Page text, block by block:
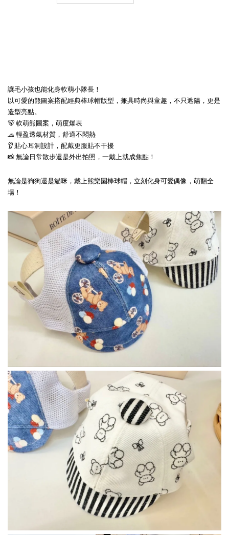
讓毛小孩也能化身軟萌小隊長！
以可愛的熊圖案搭配經典棒球帽版型，兼具時尚與童趣，不只遮陽，更是
造型亮點。
🐻 軟萌熊圖案，萌度爆表
🧢 輕盈透氣材質，舒適不悶熱
👂 貼心耳洞設計，配戴更服貼不干擾
📸 無論日常散步還是外出拍照，一戴上就成焦點！
無論是狗狗還是貓咪，戴上熊樂園棒球帽，立刻化身可愛偶像，萌翻全
場！